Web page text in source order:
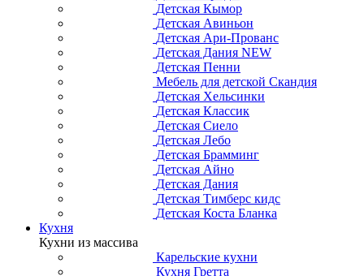
Детская Кымор
Детская Авиньон
Детская Ари-Прованс
Детская Дания NEW
Детская Пенни
Мебель для детской Скандия
Детская Хельсинки
Детская Классик
Детская Сиело
Детская Лебо
Детская Брамминг
Детская Айно
Детская Дания
Детская Тимберс кидс
Детская Коста Бланка
Кухня
Кухни из массива
Карельские кухни
Кухня Гретта